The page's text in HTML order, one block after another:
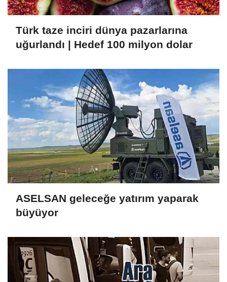
Türk taze inciri dünya pazarlarına
uğurlandı | Hedef 100 milyon dolar
ASELSAN geleceğe yatırım yaparak
büyüyor